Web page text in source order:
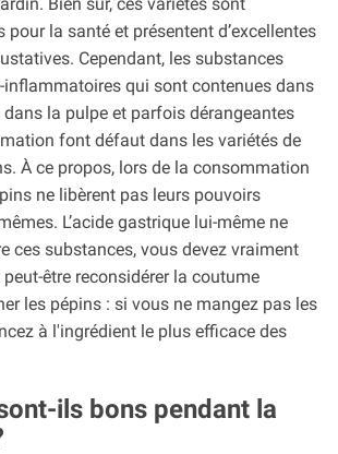
pour la santé et présentent d’excellentes
Cependant, les substances
qui sont contenues dans
la pulpe et parfois dérangeantes
font défaut dans les variétés de
À ce propos, lors de la consommation
ne libèrent pas leurs pouvoirs
L’acide gastrique lui-même ne
ces substances, vous devez vraiment
être reconsidérer la coutume
les pépins : si vous ne mangez pas les
à l'ingrédient le plus efficace des
ils bons pendant la